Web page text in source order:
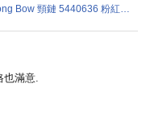
全新 Swarovski 施華洛世奇 Lifelong Bow 頸鏈 5440636 粉紅金色 金屬
也滿意.